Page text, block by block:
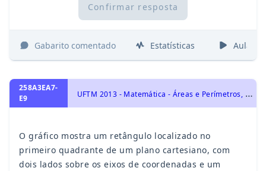
Confirmar resposta
Gabarito comentado Estatísticas Aulas
258A3EA7-
E9
U
FTM 2013 - Matemática - Áreas e Perímetros, Geometria Plana
O gráfico mostra um retângulo localizado no
primeiro quadrante de um plano cartesiano, com
dois lados sobre os eixos de coordenadas e um